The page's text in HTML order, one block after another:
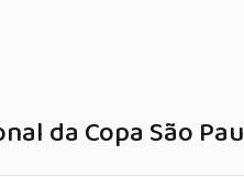
da Copa São